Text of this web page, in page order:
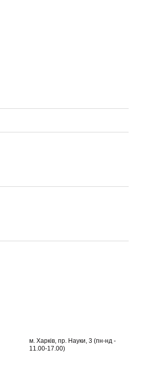
м. Харків, пр. Науки, 3 (пн-нд -
11.00-17.00)